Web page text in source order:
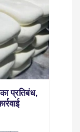
प्रतिबंध,